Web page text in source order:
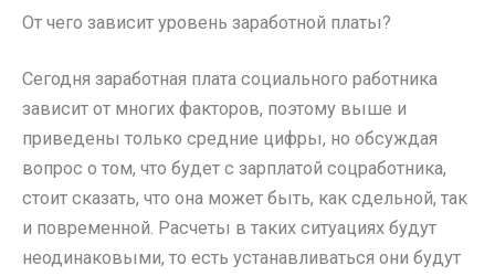
От чего зависит уровень заработной платы?
Сегодня заработная плата социального работника
зависит от многих факторов, поэтому выше и
приведены только средние цифры, но обсуждая
вопрос о том, что будет с зарплатой соцработника,
стоит сказать, что она может быть, как сдельной, так
и повременной. Расчеты в таких ситуациях будут
неодинаковыми, то есть устанавливаться они будут